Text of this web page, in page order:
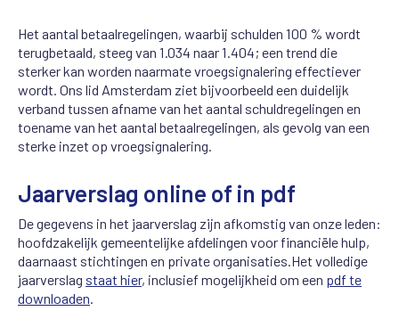
Het aantal betaalregelingen, waarbij schulden 100 % wordt
terugbetaald, steeg van 1.034 naar 1.404; een trend die
sterker kan worden naarmate vroegsignalering effectiever
wordt. Ons lid Amsterdam ziet bijvoorbeeld een duidelijk
verband tussen afname van het aantal schuldregelingen en
toename van het aantal betaalregelingen, als gevolg van een
sterke inzet op vroegsignalering.
Jaarverslag online of in pdf
De gegevens in het jaarverslag zijn afkomstig van onze leden:
hoofdzakelijk gemeentelijke afdelingen voor financiële hulp,
daarnaast stichtingen en private organisaties.Het volledige
jaarverslag staat hier, inclusief mogelijkheid om een pdf te
downloaden.